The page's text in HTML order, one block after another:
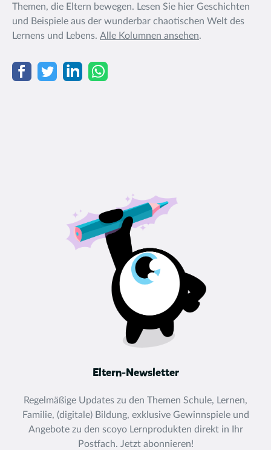
Themen, die Eltern bewegen. Lesen Sie hier Geschichten
und Beispiele aus der wunderbar chaotischen Welt des
Lernens und Lebens. Alle Kolumnen ansehen.
Eltern-Newsletter
Regelmäßige Updates zu den Themen Schule, Lernen,
Familie, (digitale) Bildung, exklusive Gewinnspiele und
Angebote zu den scoyo Lernprodukten direkt in Ihr
Postfach. Jetzt abonnieren!